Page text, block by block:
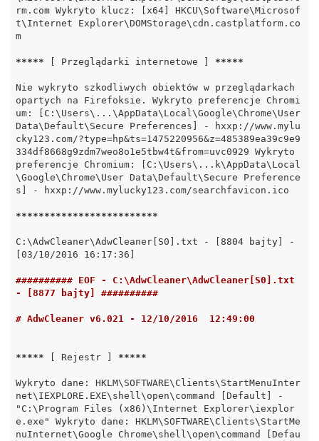
rm.com Wykryto klucz: [x64] HKCU\Software\Microsof
t\Internet Explorer\DOMStorage\cdn.castplatform.co
m
***** [ Przeglądarki internetowe ] *****
Nie wykryto szkodliwych obiektów w przeglądarkach
opartych na Firefoksie. Wykryto preferencje Chromi
um: [C:\Users\...\AppData\Local\Google\Chrome\User
Data\Default\Secure Preferences] - hxxp://www.mylu
cky123.com/?type=hp&ts=1475220956&z=485389ea39c9e9
334df8668g9zdm7weo8o1e5tbw4t&from=uvc0929 Wykryto
preferencje Chromium: [C:\Users\...k\AppData\Local
\Google\Chrome\User Data\Default\Secure Preference
s] - hxxp://www.mylucky123.com/searchfavicon.ico
*************************
C:\AdwCleaner\AdwCleaner[S0].txt - [8804 bajty] -
[03/10/2016 16:17:36]
########## EOF - C:\AdwCleaner\AdwCleaner[S0].txt
- [8877 bajty] ##########
# AdwCleaner v6.021 - 12/10/2016  12:49:00
***** [ Rejestr ] *****
Wykryto dane: HKLM\SOFTWARE\Clients\StartMenuInter
net\IEXPLORE.EXE\shell\open\command [Default] -
"C:\Program Files (x86)\Internet Explorer\iexplor
e.exe" Wykryto dane: HKLM\SOFTWARE\Clients\StartMe
nuInternet\Google Chrome\shell\open\command [Defau